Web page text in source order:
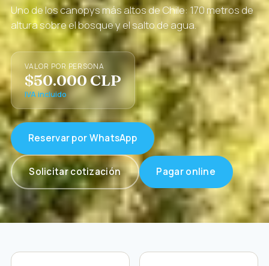
Uno de los canopys más altos de Chile: 170 metros de
altura sobre el bosque y el salto de agua.
VALOR POR PERSONA
$50.000 CLP
IVA incluido
Reservar por WhatsApp
Solicitar cotización Pagar online